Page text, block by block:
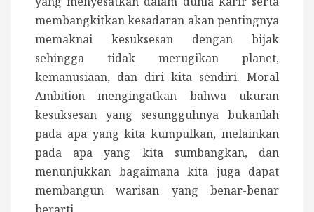
membangkitkan kesadaran akan pentingnya
memaknai kesuksesan dengan bijak
sehingga tidak merugikan planet,
kemanusiaan, dan diri kita sendiri. Moral
Ambition mengingatkan bahwa ukuran
kesuksesan yang sesungguhnya bukanlah
pada apa yang kita kumpulkan, melainkan
pada apa yang kita sumbangkan, dan
menunjukkan bagaimana kita juga dapat
membangun warisan yang benar-benar